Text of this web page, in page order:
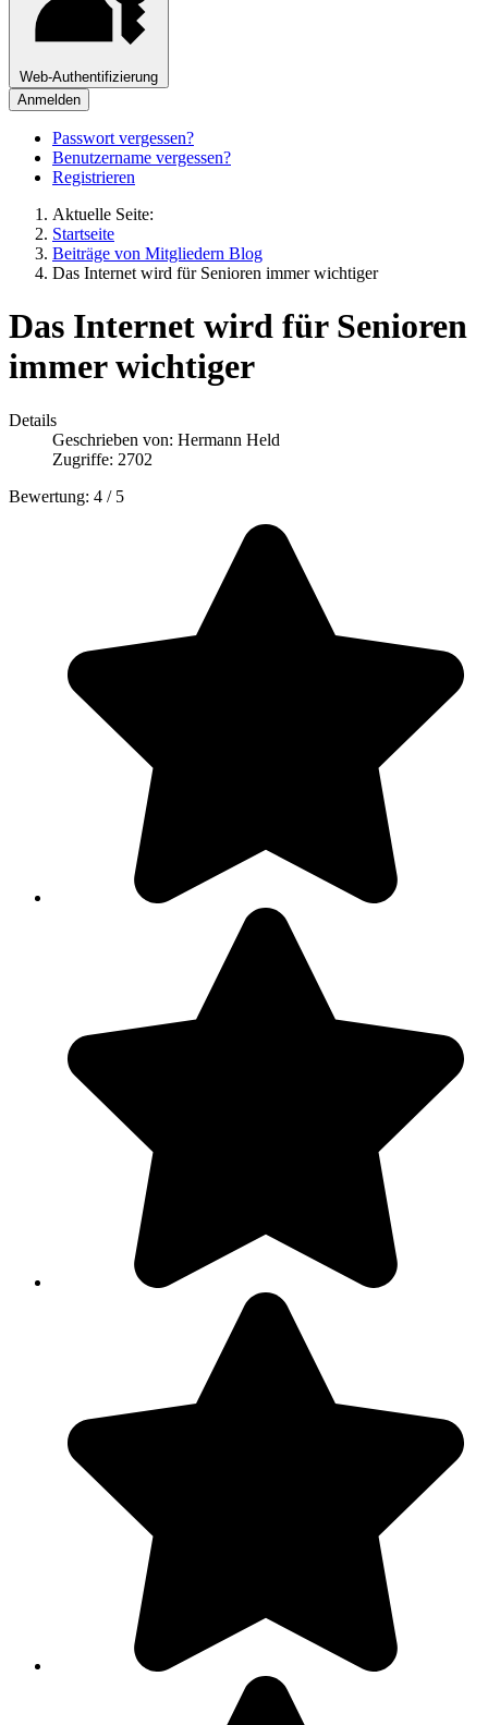
Web-Authentifizierung
Anmelden
Passwort vergessen?
Benutzername vergessen?
Registrieren
Aktuelle Seite:
Startseite
Beiträge von Mitgliedern Blog
Das Internet wird für Senioren immer wichtiger
Das Internet wird für Senioren
immer wichtiger
Details
Geschrieben von: Hermann Held
Zugriffe: 2702
Bewertung: 4 / 5